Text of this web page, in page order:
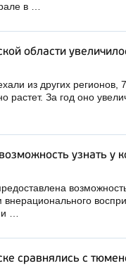
в …
области
из других регионов,
растет. За год оно
узнать у
внерационального
…
сравнялись с